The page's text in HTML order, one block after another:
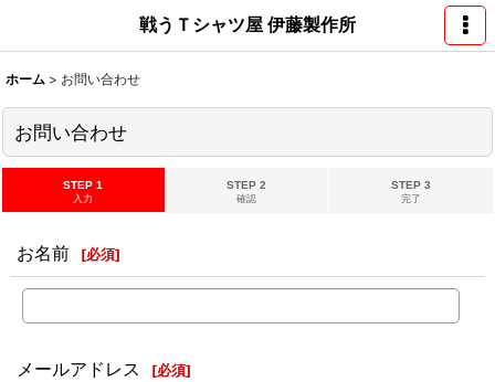
戦うＴシャツ屋 伊藤製作所
ホーム > お問い合わせ
お問い合わせ
STEP 1
入力
STEP 2
確認
STEP 3
完了
お名前 [必須]
メールアドレス [必須]